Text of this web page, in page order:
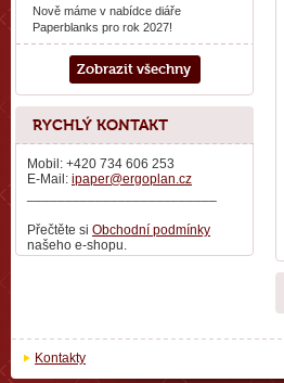
Nově máme v nabídce diáře
Paperblanks pro rok 2027!
Zobrazit všechny
RYCHLÝ KONTAKT
Mobil: +420 734 606 253
E-Mail: ipaper@ergoplan.cz
Přečtěte si Obchodní podmínky
našeho e-shopu.
Kontakty